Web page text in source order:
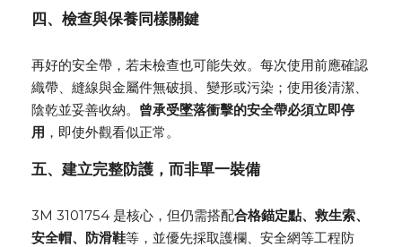
四、檢查與保養同樣關鍵
再好的安全帶，若未檢查也可能失效。每次使用前應確認
織帶、縫線與金屬件無破損、變形或污染；使用後清潔、
陰乾並妥善收納。 曾承受墜落衝擊的安全帶必須立即停
用 ，即使外觀看似正常。
五、建立完整防護，而非單一裝備
3M 3101754 是核心，但仍需搭配合格錨定點、救生索、
安全帽、防滑鞋等，並優先採取護欄、安全網等工程防